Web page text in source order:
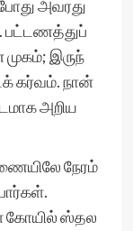
அவரது
பட்டணத்துப்
இருந்
கர்வம். நான்
அறிய
நேரம்
கோயில் ஸ்தல